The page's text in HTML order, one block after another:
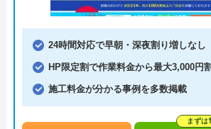
24時間対応で早朝・深夜割り増しなし
HP限定割で作業料金から最大3,000円割
施工料金が分かる事例を多数掲載
まずは